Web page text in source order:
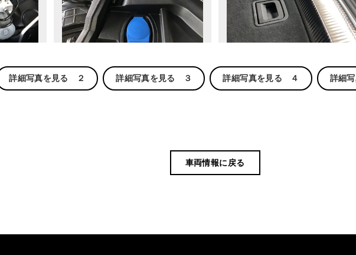
詳細写真を見る ２ 詳細写真を見る ３ 詳細写真を見る ４ 詳細
車両情報に戻る